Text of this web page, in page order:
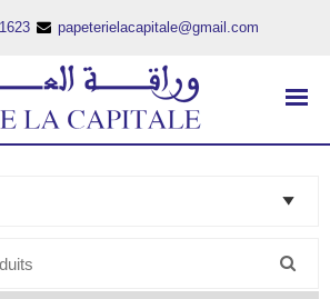
papeterielacapitale@gmail.com
CAPITALE
::..